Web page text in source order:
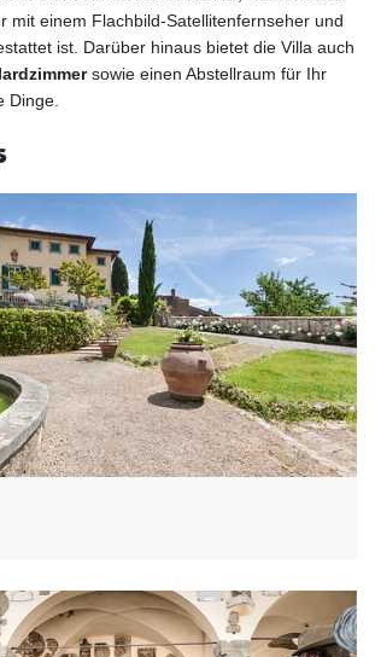
mit einem Flachbild-Satellitenfernseher und
ist. Darüber hinaus bietet die Villa auch
sowie einen Abstellraum für Ihr
Dinge.